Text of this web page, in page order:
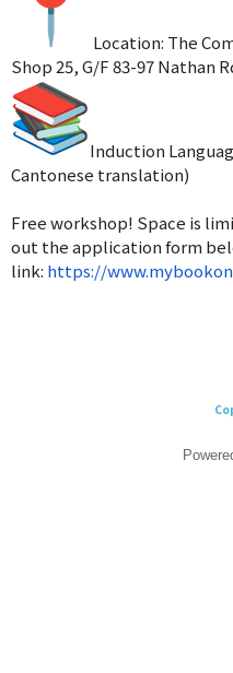
Location: The
Shop 25, G/F 83-97 Nathan
Induction
Cantonese translation)
Free workshop! Space is
out the application form
link: https://